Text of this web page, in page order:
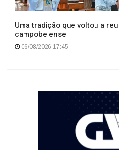
Uma tradição que voltou a
campobelense
06/08/2026 17:45